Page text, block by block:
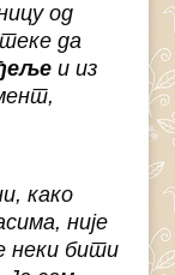
од
да
и из
како
није
неки бити